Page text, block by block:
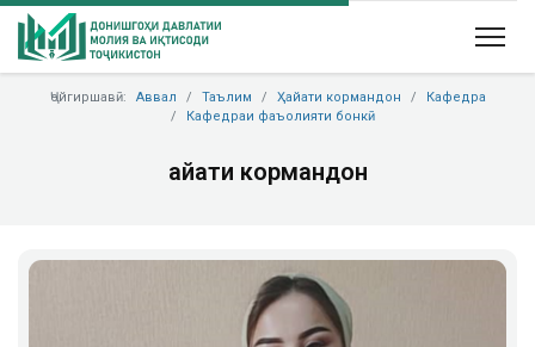
Ҷойгиршавӣ: Аввал Таълим Ҳайати кормандон
Кафедра
Кафедраи фаъолияти бонкӣ
Ҳайати кормандон